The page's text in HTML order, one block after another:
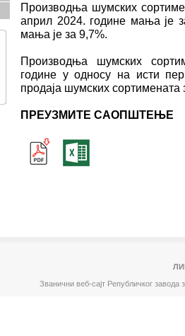
Производња шумских
април 2024. године мања је
мања је за 9,7%.
Производња шумских
године у односу на исти
продаја шумских сортимената
ПРЕУЗМИТЕ САОПШТЕЊЕ
Званични веб-сајт Републичког